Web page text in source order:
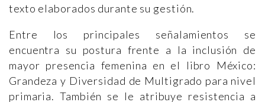
texto elaborados durante su gestión.
Entre los principales señalamientos se
encuentra su postura frente a la inclusión de
mayor presencia femenina en el libro México:
Grandeza y Diversidad de Multigrado para nivel
primaria. También se le atribuye resistencia a